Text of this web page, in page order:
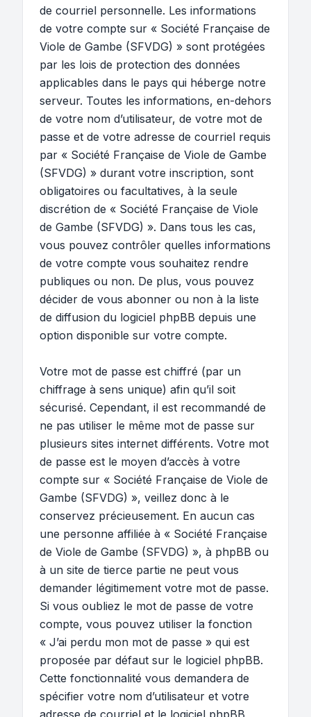
de courriel personnelle. Les informations
de votre compte sur « Société Française de
Viole de Gambe (SFVDG) » sont protégées
par les lois de protection des données
applicables dans le pays qui héberge notre
serveur. Toutes les informations, en-dehors
de votre nom d’utilisateur, de votre mot de
passe et de votre adresse de courriel requis
par « Société Française de Viole de Gambe
(SFVDG) » durant votre inscription, sont
obligatoires ou facultatives, à la seule
discrétion de « Société Française de Viole
de Gambe (SFVDG) ». Dans tous les cas,
vous pouvez contrôler quelles informations
de votre compte vous souhaitez rendre
publiques ou non. De plus, vous pouvez
décider de vous abonner ou non à la liste
de diffusion du logiciel phpBB depuis une
option disponible sur votre compte.
Votre mot de passe est chiffré (par un
chiffrage à sens unique) afin qu’il soit
sécurisé. Cependant, il est recommandé de
ne pas utiliser le même mot de passe sur
plusieurs sites internet différents. Votre mot
de passe est le moyen d’accès à votre
compte sur « Société Française de Viole de
Gambe (SFVDG) », veillez donc à le
conservez précieusement. En aucun cas
une personne affiliée à « Société Française
de Viole de Gambe (SFVDG) », à phpBB ou
à un site de tierce partie ne peut vous
demander légitimement votre mot de passe.
Si vous oubliez le mot de passe de votre
compte, vous pouvez utiliser la fonction
« J’ai perdu mon mot de passe » qui est
proposée par défaut sur le logiciel phpBB.
Cette fonctionnalité vous demandera de
spécifier votre nom d’utilisateur et votre
adresse de courriel et le logiciel phpBB